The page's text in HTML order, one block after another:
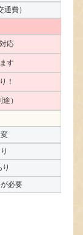
費）
応
す
！
）
必要